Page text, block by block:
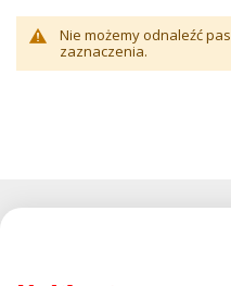
Nie możemy odnaleźć
zaznaczenia.